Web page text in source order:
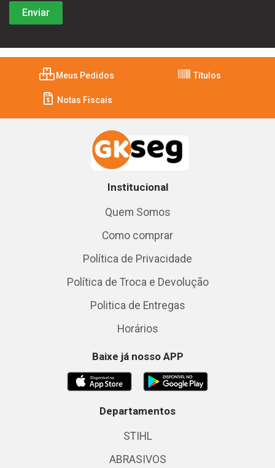
Meus Pedidos Títulos
Notas Fiscais
Institucional
Quem Somos
Como comprar
Política de Privacidade
Política de Troca e Devolução
Politica de Entregas
Horários
Baixe já nosso APP
Departamentos
STIHL
ABRASIVOS